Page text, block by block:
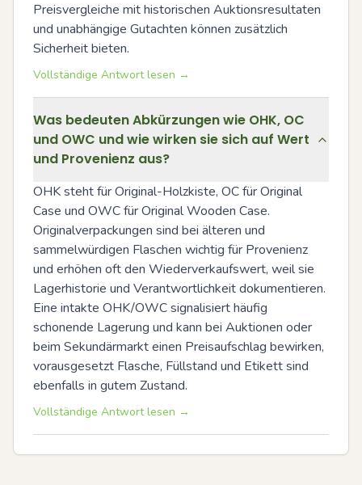
Preisvergleiche mit historischen Auktionsresultaten
und unabhängige Gutachten können zusätzlich
Sicherheit bieten.
Vollständige Antwort lesen →
Was bedeuten Abkürzungen wie OHK, OC
und OWC und wie wirken sie sich auf Wert
und Provenienz aus?
OHK steht für Original-Holzkiste, OC für Original
Case und OWC für Original Wooden Case.
Originalverpackungen sind bei älteren und
sammelwürdigen Flaschen wichtig für Provenienz
und erhöhen oft den Wiederverkaufswert, weil sie
Lagerhistorie und Verantwortlichkeit dokumentieren.
Eine intakte OHK/OWC signalisiert häufig
schonende Lagerung und kann bei Auktionen oder
beim Sekundärmarkt einen Preisaufschlag bewirken,
vorausgesetzt Flasche, Füllstand und Etikett sind
ebenfalls in gutem Zustand.
Vollständige Antwort lesen →